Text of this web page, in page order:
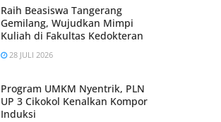
Raih Beasiswa Tangerang
Gemilang, Wujudkan Mimpi
Kuliah di Fakultas Kedokteran
28 JULI 2026
Program UMKM Nyentrik, PLN
UP 3 Cikokol Kenalkan Kompor
Induksi